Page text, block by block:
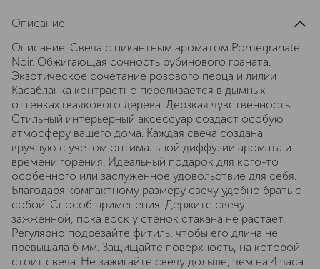
Описание
Описание: Свеча с пикантным ароматом Pomegranate
Noir. Обжигающая сочность рубинового граната.
Экзотическое сочетание розового перца и лилии
Касабланка контрастно переливается в дымных
оттенках гваякового дерева. Дерзкая чувственность.
Стильный интерьерный аксессуар создаст особую
атмосферу вашего дома. Каждая свеча создана
вручную с учетом оптимальной диффузии аромата и
времени горения. Идеальный подарок для кого-то
особенного или заслуженное удовольствие для себя.
Благодаря компактному размеру свечу удобно брать с
собой. Способ применения: Держите свечу
зажженной, пока воск у стенок стакана не растает.
Регулярно подрезайте фитиль, чтобы его длина не
превышала 6 мм. Защищайте поверхность, на которой
стоит свеча. Не зажигайте свечу дольше, чем на 4 часа.